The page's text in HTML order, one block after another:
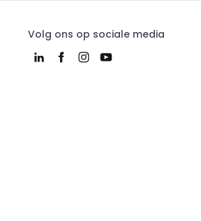
Volg ons op sociale media